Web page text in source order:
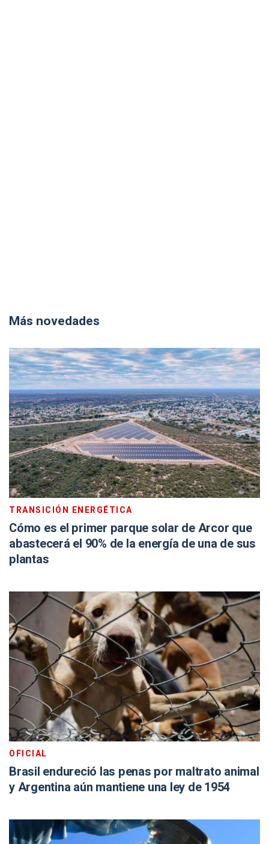
Más novedades
TRANSICIÓN ENERGÉTICA
Cómo es el primer parque solar de Arcor que
abastecerá el 90% de la energía de una de sus
plantas
OFICIAL
Brasil endureció las penas por maltrato animal
y Argentina aún mantiene una ley de 1954